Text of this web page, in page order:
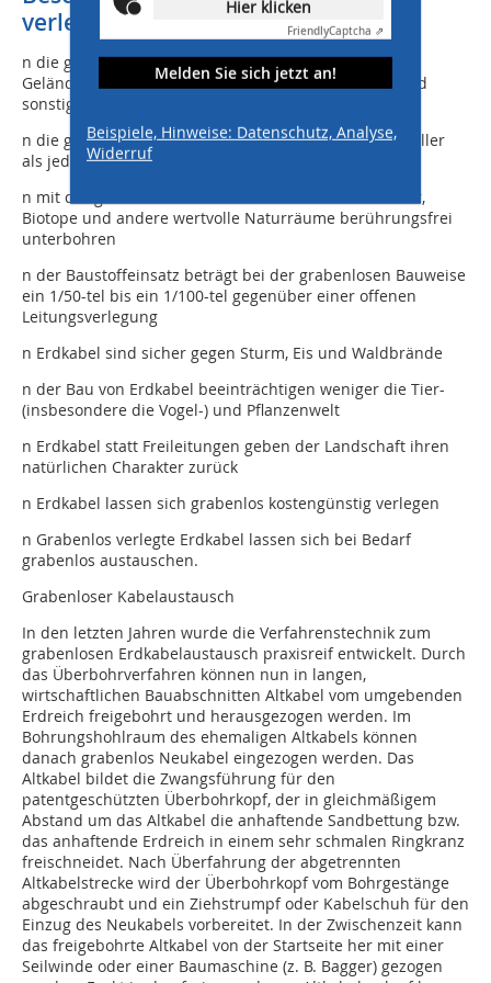
verlegten Erdkabeln
n die grabenlose Bauweise schont die natürliche
Geländeoberfläche aber auch befestigte Fahrwege und
sonstige Oberflächen
n die grabenlose Leitungsverlegung ist deutlich schneller
als jede offene Verlegung
n mit der grabenlosen Bauweise lassen sich Gewässer,
Biotope und andere wertvolle Naturräume berührungsfrei
unterbohren
n der Baustoffeinsatz beträgt bei der grabenlosen Bauweise
ein 1/50-tel bis ein 1/100-tel gegenüber einer offenen
Leitungsverlegung
n Erdkabel sind sicher gegen Sturm, Eis und Waldbrände
n der Bau von Erdkabel beeinträchtigen weniger die Tier-
(insbesondere die Vogel-) und Pflanzenwelt
n Erdkabel statt Freileitungen geben der Landschaft ihren
natürlichen Charakter zurück
n Erdkabel lassen sich grabenlos kostengünstig verlegen
n Grabenlos verlegte Erdkabel lassen sich bei Bedarf
grabenlos austauschen.
Grabenloser Kabelaustausch
In den letzten Jahren wurde die Verfahrenstechnik zum
grabenlosen Erdkabelaustausch praxisreif entwickelt. Durch
das Überbohrverfahren können nun in langen,
wirtschaftlichen Bauabschnitten Altkabel vom umgebenden
Erdreich freigebohrt und herausgezogen werden. Im
Bohrungshohlraum des ehemaligen Altkabels können
danach grabenlos Neukabel eingezogen werden. Das
Altkabel bildet die Zwangsführung für den
patentgeschützten Überbohrkopf, der in gleichmäßigem
Abstand um das Altkabel die anhaftende Sandbettung bzw.
das anhaftende Erdreich in einem sehr schmalen Ringkranz
freischneidet. Nach Überfahrung der abgetrennten
Altkabelstrecke wird der Überbohrkopf vom Bohrgestänge
abgeschraubt und ein Ziehstrumpf oder Kabelschuh für den
Einzug des Neukabels vorbereitet. In der Zwischenzeit kann
das freigebohrte Altkabel von der Startseite her mit einer
Seilwinde oder einer Baumaschine (z. B. Bagger) gezogen
Hier klicken
FriendlyCaptcha ⇗
Melden Sie sich jetzt an!
Beispiele, Hinweise: Datenschutz, Analyse,
Widerruf